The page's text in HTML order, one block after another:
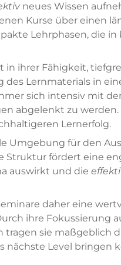
neues Wissen
Kurse über einen
Lehrphasen, die in
ihrer Fähigkeit,
des Lernmaterials in
sich intensiv mit
abgelenkt zu
Lernerfolg.
Umgebung für den
Struktur fördert eine
auswirkt und die
daher eine
ihre Fokussierung
sie maßgeblich
nächste Level bringen